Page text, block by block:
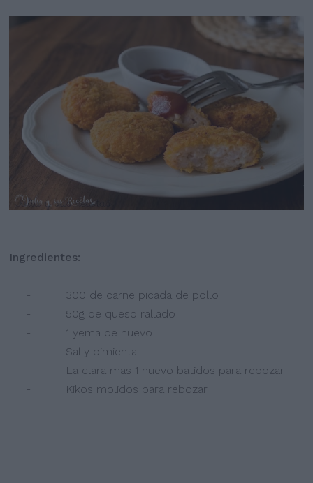
Ingredientes:
- 300 de carne picada de pollo
- 50g de queso rallado
- 1 yema de huevo
- Sal y pimienta
- La clara mas 1 huevo batidos para rebozar
- Kikos molidos para rebozar